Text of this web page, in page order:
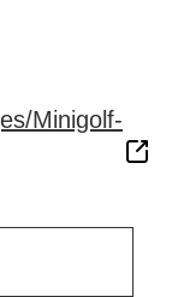
Minigolf-